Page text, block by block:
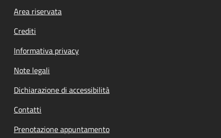
Footer menu
Area riservata
Crediti
Informativa privacy
Note legali
Dichiarazione di accessibilità
Contatti
Prenotazione appuntamento